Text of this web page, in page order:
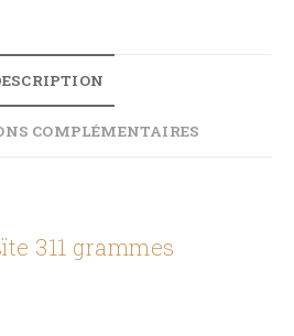
COMPLÉMENTAIRES
311 grammes